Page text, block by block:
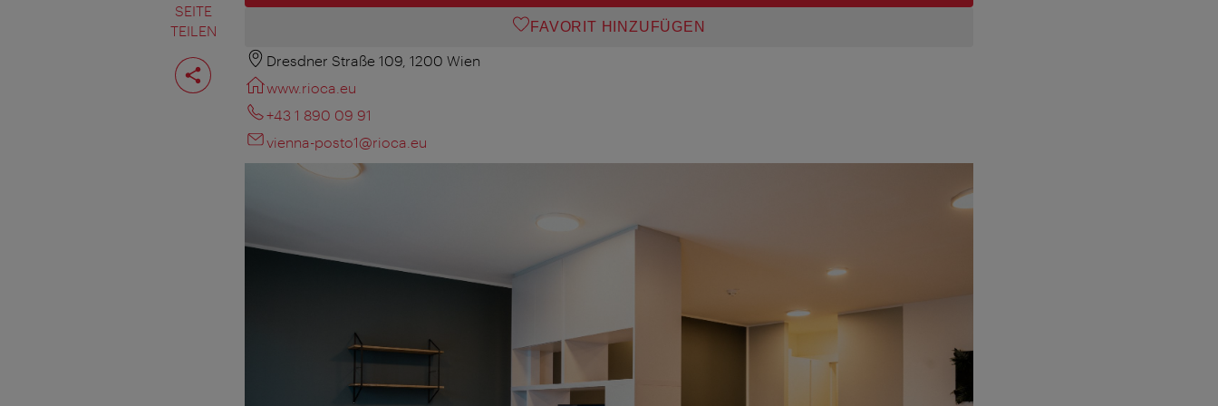
SEITE
TEILEN
Seite
teilen
FAVORIT HINZUFÜGEN
Dresdner Straße 109, 1200 Wien
www.rioca.eu
+43 1 890 09 91
vienna-posto1@rioca.eu